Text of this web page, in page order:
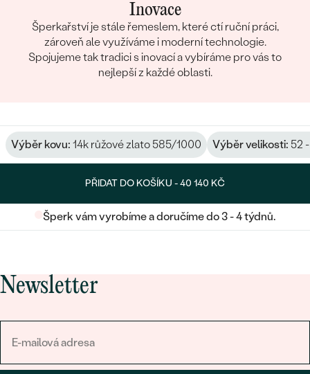
Inovace
Šperkařství je stále řemeslem, které ctí ruční práci,
zároveň ale využíváme i moderní technologie.
Spojujeme tak tradici s inovací a vybíráme pro vás to
nejlepší z každé oblasti.
Výběr kovu: 14k růžové zlato 585/1000 Výběr velikosti: 52
PŘIDAT DO KOŠÍKU -40 140 KČ
Šperk vám vyrobíme a doručíme do 3 - 4 týdnů.
Newsletter